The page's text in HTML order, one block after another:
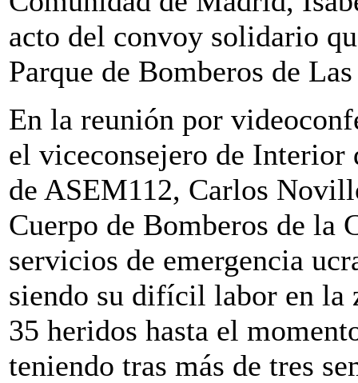
acto del convoy solidario
Parque de Bomberos de
En la reunión por
el viceconsejero de
de ASEM112, Carlos
Cuerpo de Bomberos de la
servicios de emergencia
siendo su difícil labor en la
35 heridos hasta el
teniendo tras más de tres